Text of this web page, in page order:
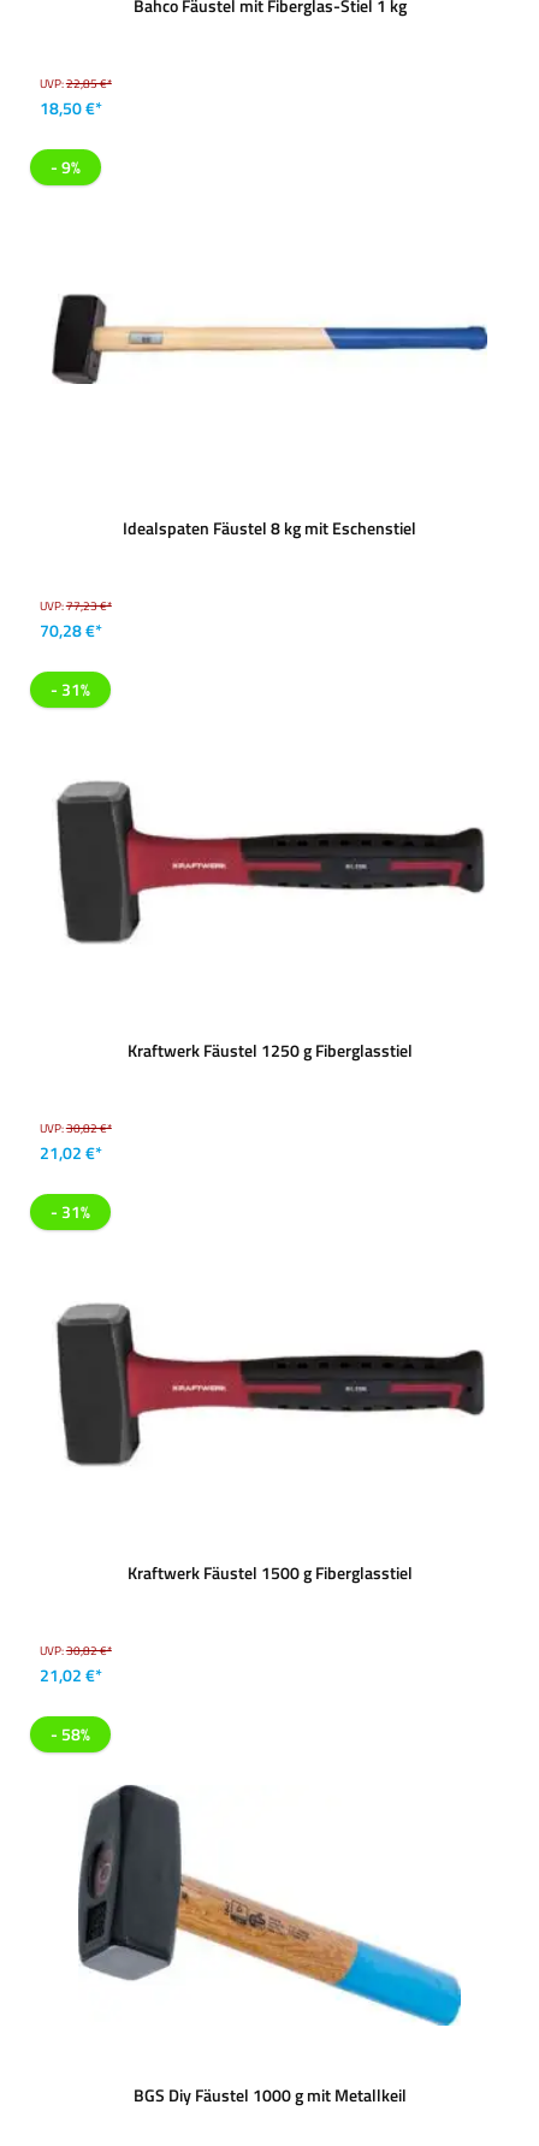
Bahco Fäustel mit Fiberglas-Stiel 1 kg
UVP:22,85 €*
18,50 €*
- 9%
Idealspaten Fäustel 8 kg mit Eschenstiel
UVP:77,23 €*
70,28 €*
- 31%
Kraftwerk Fäustel 1250 g Fiberglasstiel
UVP:30,82 €*
21,02 €*
- 31%
Kraftwerk Fäustel 1500 g Fiberglasstiel
UVP:30,82 €*
21,02 €*
- 58%
BGS Diy Fäustel 1000 g mit Metallkeil